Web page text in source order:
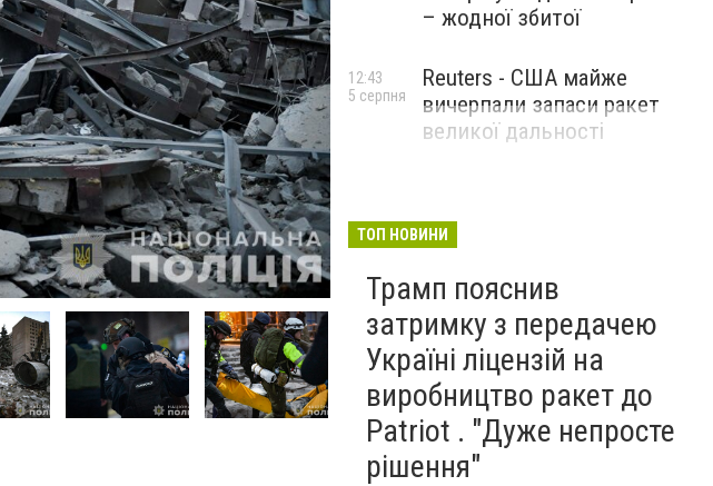
– жодної збитої
Reuters - США майже
вичерпали запаси ракет
великої дальності
12:43
5 серпня
ТОП НОВИНИ
Трамп пояснив
затримку з передачею
Україні ліцензій на
виробництво ракет до
Patriot . "Дуже непросте
рішення"